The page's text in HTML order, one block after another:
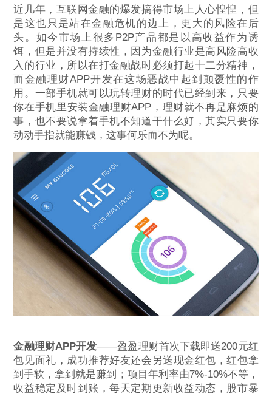
近几年，互联网金融的爆发搞得市场上人心惶惶，但
是这也只是站在金融危机的边上，更大的风险在后
头。如今市场上很多P2P产品都是以高收益作为诱
饵，但是并没有持续性，因为金融行业是高风险高收
入的行业，所以在打金融战时必须打起十二分精神，
而金融理财APP开发在这场恶战中起到颠覆性的作
用。一部手机就可以玩转理财的时代已经到来，只要
你在手机里安装金融理财APP，理财就不再是麻烦的
事，也不要说拿着手机不知道干什么好，其实只要你
动动手指就能赚钱，这事何乐而不为呢。
金融理财APP开发——盈盈理财首次下载即送200元红
包见面礼，成功推荐好友还会另送现金红包，红包拿
到手软，拿到就是赚到；项目年利率由7%-10%不等，
收益稳定及时到账，每天定期更新收益动态，股市暴